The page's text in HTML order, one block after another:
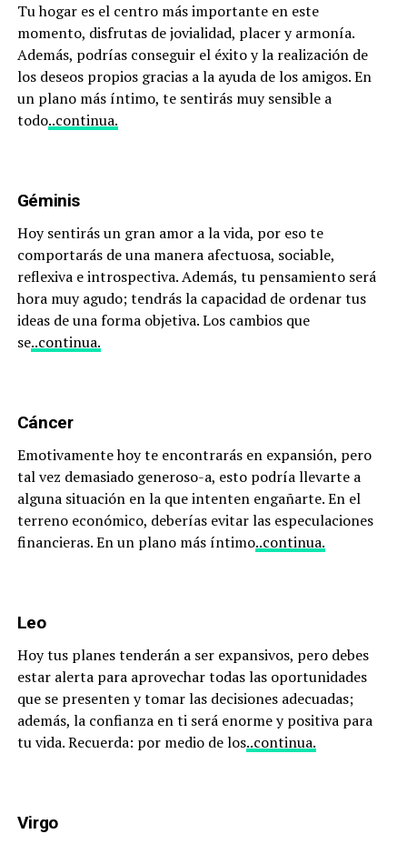
Tu hogar es el centro más importante en este
momento, disfrutas de jovialidad, placer y armonía.
Además, podrías conseguir el éxito y la realización de
los deseos propios gracias a la ayuda de los amigos. En
un plano más íntimo, te sentirás muy sensible a
todo..continua.
Géminis
Hoy sentirás un gran amor a la vida, por eso te
comportarás de una manera afectuosa, sociable,
reflexiva e introspectiva. Además, tu pensamiento será
hora muy agudo; tendrás la capacidad de ordenar tus
ideas de una forma objetiva. Los cambios que
se..continua.
Cáncer
Emotivamente hoy te encontrarás en expansión, pero
tal vez demasiado generoso-a, esto podría llevarte a
alguna situación en la que intenten engañarte. En el
terreno económico, deberías evitar las especulaciones
financieras. En un plano más íntimo..continua.
Leo
Hoy tus planes tenderán a ser expansivos, pero debes
estar alerta para aprovechar todas las oportunidades
que se presenten y tomar las decisiones adecuadas;
además, la confianza en ti será enorme y positiva para
tu vida. Recuerda: por medio de los..continua.
Virgo